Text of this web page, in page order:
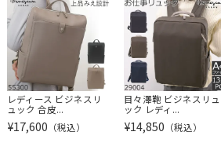
レディース ビジネスリ
ュック 合皮...
¥17,600 （税込）
目々澤鞄 ビジネスリュ
ック レディ...
¥14,850 （税込）